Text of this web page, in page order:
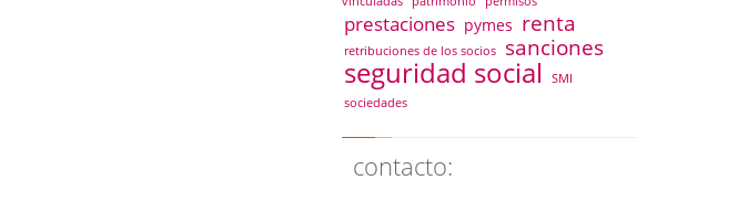
prestaciones pymes renta
retribuciones de los socios sanciones
seguridad social
SMI
sociedades
contacto: